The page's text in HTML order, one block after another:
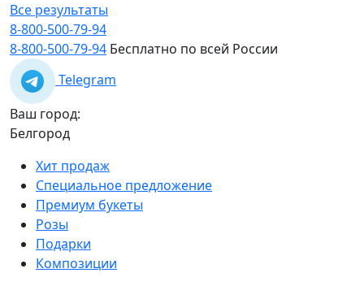
Все результаты
8-800-500-79-94
8-800-500-79-94 Бесплатно по всей России
Telegram
Ваш город:
Белгород
Хит продаж
Специальное предложение
Премиум букеты
Розы
Подарки
Композиции